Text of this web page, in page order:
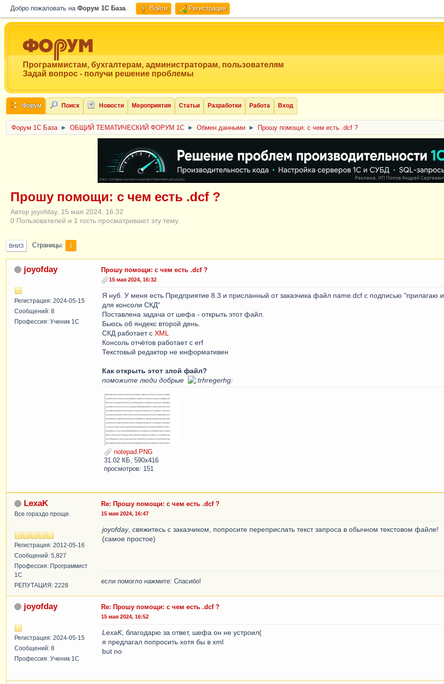
Добро пожаловать на Форум 1C База. Войти Регистрация
Программистам, бухгалтерам, администраторам, пользователям
Задай вопрос - получи решение проблемы
Форум Поиск Новости Мероприятия Статьи Разработки Работа Вход
Форум 1C База ► ОБЩИЙ ТЕМАТИЧЕСКИЙ ФОРУМ 1С ► Обмен данными ► Прошу помощи: с чем есть .dcf ?
ERID: CQH36pWzJqVJD4xVLsnhcU4hVPNjkBZe8KKxjJiYySyZAz
Прошу помощи: с чем есть .dcf ?
Автор joyofday, 15 мая 2024, 16:32
0 Пользователей и 1 гость просматривают эту тему.
ВНИЗ Страницы 1
joyofday
Регистрация: 2024-05-15
Сообщений: 8
Профессия: Ученик 1С
Прошу помощи: с чем есть .dcf ?
15 мая 2024, 16:32
Я нуб. У меня есть Предприятие 8.3 и присланный от заказчика файл name.dcf c подписью "прилагаю
для консоли СКД"
Поставлена задача от шефа - открыть этот файл.
Бьюсь об яндекс второй день.
СКД работает с XML
Консоль отчётов работает с erf
Текстовый редактор не информативен
Как открыть этот злой файл?
поможите люди добрые
notepad.PNG
31.02 КБ, 590x416
просмотров: 151
LexaK
Все гораздо проще.
Регистрация: 2012-05-16
Сообщений: 5,827
Профессия: Программист
1С
РЕПУТАЦИЯ: 2228
Re: Прошу помощи: с чем есть .dcf ?
15 мая 2024, 16:47
joyofday, свяжитесь с заказчиком, попросите переприслать текст запроса в обычном текстовом файле!
(самое простое)
если помогло нажмите: Спасибо!
joyofday
Регистрация: 2024-05-15
Сообщений: 8
Профессия: Ученик 1С
Re: Прошу помощи: с чем есть .dcf ?
15 мая 2024, 16:52
LexaK, благодарю за ответ, шефа он не устроил(
я предлагал попросить хотя бы в xml
but no